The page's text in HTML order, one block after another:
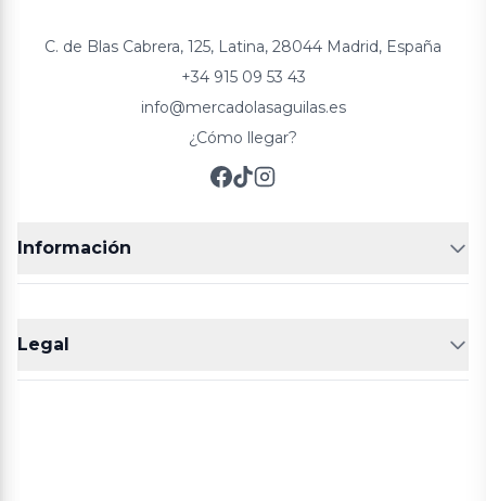
C. de Blas Cabrera, 125, Latina, 28044 Madrid, España
+34 915 09 53 43
info@mercadolasaguilas.es
¿Cómo llegar?
Información
FRUTERÍAS
POLLERÍA
CHARCUTERIA
Legal
Aviso legal